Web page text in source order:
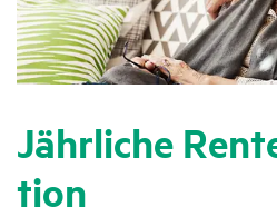
Jähr­liche
tion